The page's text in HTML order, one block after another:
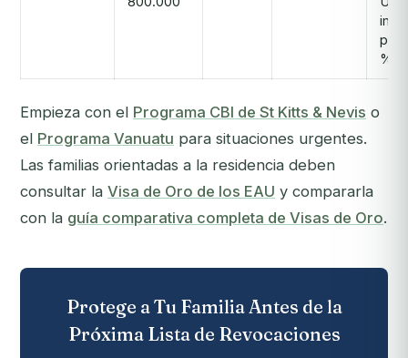
%
Empieza con el Programa CBI de St Kitts & Nevis o
el Programa Vanuatu para situaciones urgentes.
Las familias orientadas a la residencia deben
consultar la Visa de Oro de los EAU y compararla
con la guía comparativa completa de Visas de Oro.
Protege a Tu Familia Antes de la
Próxima Lista de Revocaciones